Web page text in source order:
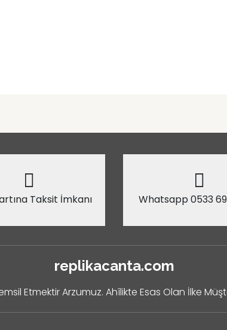
Taksit İmkanı Whatsapp 0533
replikacanta.com
Etmektir Arzumuz. Ahîlikte Esas Olan İlke